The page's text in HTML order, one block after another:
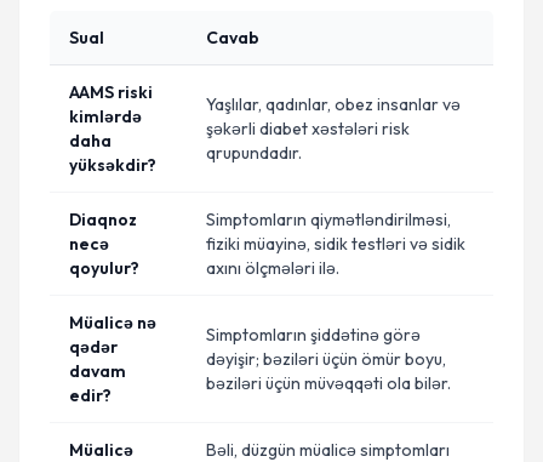
Sual Cavab
AAMS riski
kimlərdə
daha
yüksəkdir?
Yaşlılar, qadınlar, obez insanlar və
şəkərli diabet xəstələri risk
qrupundadır.
Diaqnoz
necə
qoyulur?
Simptomların qiymətləndirilməsi,
fiziki müayinə, sidik testləri və sidik
axını ölçmələri ilə.
Müalicə nə
qədər
davam
edir?
Simptomların şiddətinə görə
dəyişir; bəziləri üçün ömür boyu,
bəziləri üçün müvəqqəti ola bilər.
Müalicə
Bəli, düzgün müalicə simptomları